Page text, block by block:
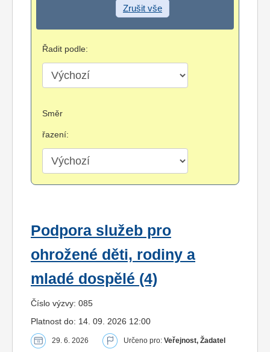
Zrušit vše
Řadit podle:
Směr
řazení:
Podpora služeb pro
ohrožené děti, rodiny a
mladé dospělé (4)
Číslo výzvy: 085
Platnost do: 14. 09. 2026 12:00
29. 6. 2026 Určeno pro: Veřejnost, Žadatel